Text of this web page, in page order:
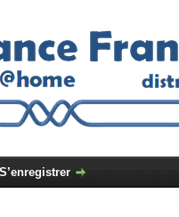
S’enregistrer